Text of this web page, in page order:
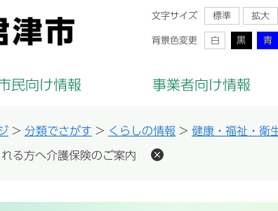
文字サイズ 標準 拡大
背景色変更 白 黒 青
民向け情報 事業者向け情報
> 分類でさがす > くらしの情報 > 健康・福祉・衛
る方へ介護保険のご案内